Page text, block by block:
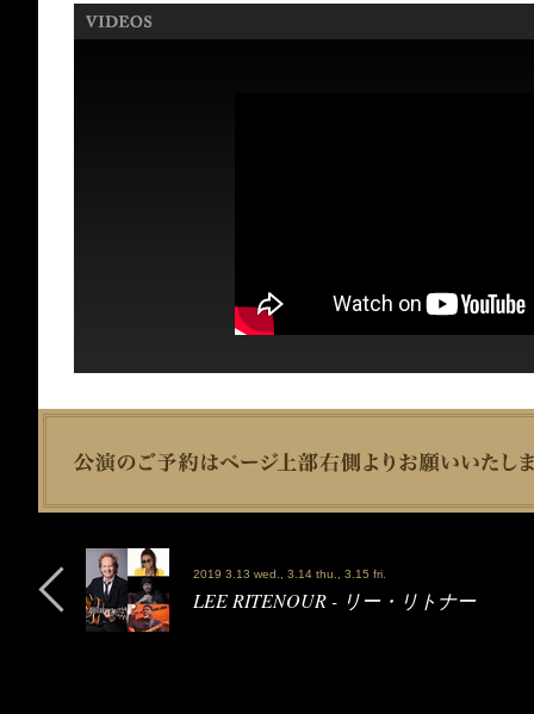
2019 3.13 wed., 3.14 thu., 3.15 fri.
LEE RITENOUR - リー・リトナー